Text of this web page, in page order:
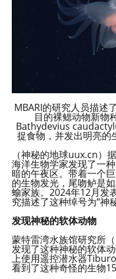
MBARI的研究人员描述
目的裸鳃动物新物
Bathydevius
捉食物，并发出明亮
（神秘的地球uux.cn）
海洋生物学家发现了一
暗的午夜区。带着一个
的生物发光，尾吻鲈是
蝓家族。2024年12月发
究描述了这种绰号为“神
发现神秘的软体动物
蒙特雷湾水族馆研究所
发现了这种神秘的软体
上使用遥控潜水器
看到了这种奇怪的生物